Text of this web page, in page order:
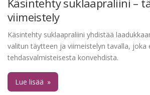
viimeistely
Käsintehty suklaapraliini yhdistää
valitun täytteen ja viimeistelyn tavalla, joka
tehdasvalmisteisesta konvehdista.
Lue lisää »